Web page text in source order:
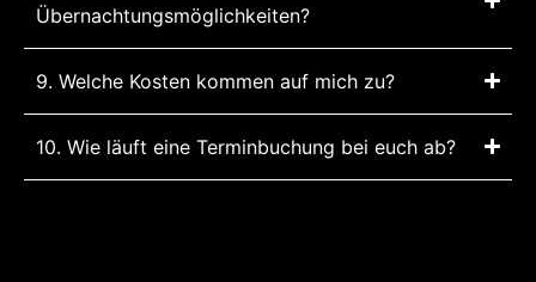
Übernachtungsmöglichkeiten?
9. Welche Kosten kommen auf mich zu?
10. Wie läuft eine Terminbuchung bei euch ab?